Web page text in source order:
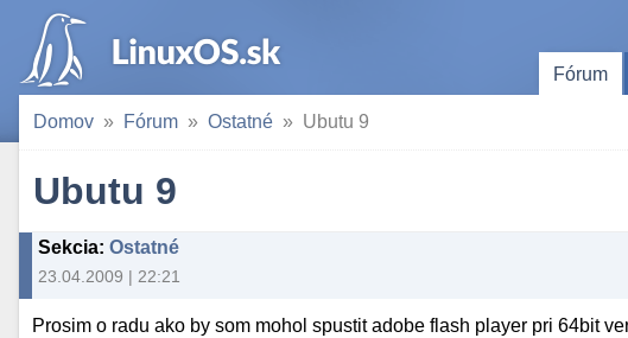
Fórum
Domov Fórum Ostatné Ubutu 9
Ubutu 9
Sekcia: Ostatné
23.04.2009 | 22:21
Prosim o radu ako by som mohol spustit adobe flash player pri 64bit